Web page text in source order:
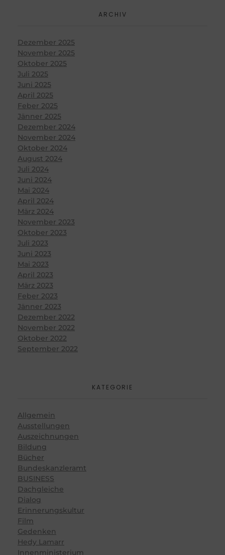
ARCHIV
Dezember 2025
November 2025
Oktober 2025
Juli 2025
Juni 2025
April 2025
Feber 2025
Jänner 2025
Dezember 2024
November 2024
Oktober 2024
August 2024
Juli 2024
Juni 2024
Mai 2024
April 2024
März 2024
November 2023
Oktober 2023
Juli 2023
Juni 2023
Mai 2023
April 2023
März 2023
Feber 2023
Jänner 2023
Dezember 2022
November 2022
Oktober 2022
September 2022
KATEGORIE
Allgemein
Ausstellungen
Auszeichnungen
Bildung
Bücher
Bundeskanzleramt
BUSINESS
Dachgleiche
Dialog
Erinnerungskultur
Film
Gedenken
Hedy Lamarr
Innenministerium